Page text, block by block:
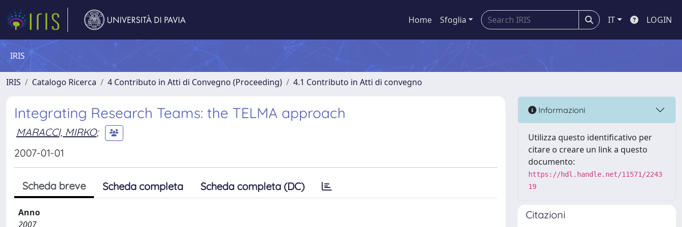
Home Sfoglia IT LOGIN
IRIS
IRIS Catalogo Ricerca 4 Contributo in Atti di Convegno (Proceeding) 4.1 Contributo in Atti di convegno
Integrating Research Teams: the TELMA approach
MARACCI, MIRKO;
2007-01-01
Scheda breve Scheda completa Scheda completa (DC)
Anno
2007
Informazioni
Utilizza questo identificativo per
citare o creare un link a questo
documento:
https://hdl.handle.net/11571/2243
19
Citazioni